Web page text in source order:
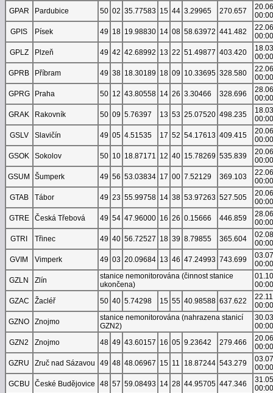
GPAR
Pardubice 50 02 35.77583 15 44 3.29965 270.657
00:00
GPIS
Písek 49 18 19.98830 14 08 58.63972 441.482
00:00
GPLZ
Plzeň 49 42 42.68992 13 22 51.49877 403.420
00:00
GPRB
Příbram 49 38 18.30189 18 09 10.33695 328.580
00:00
GPRG
Praha 50 12 43.80558 14 26 3.30466 328.696
00:00
GRAK
Rakovník 50 09 5.76397 13 53 25.07520 498.235
00:00
GSLV
Slavičín 49 05 4.51535 17 52 54.17613 409.415
00:00
GSOK
Sokolov 50 10 18.87171 12 40 15.78269 535.839
00:00
GSUM
Šumperk 49 56 53.03834 17 00 7.52129 369.103
00:00
GTAB
Tábor 49 23 55.99758 14 38 53.97263 527.505
00:00
GTRE
Česká Třebová 49 54 47.96000 16 26 0.15666 446.859
00:00
GTRI
Třinec 49 40 56.72527 18 39 8.79855 365.604
00:00
GVIM
Vimperk 49 03 20.09684 13 46 47.24993 743.699
00:00
GZLN
Zlín
stanice nemonitorována (činnost stanice
ukončena)
00:00
GZAC
Žacléř 50 40 5.74298 15 55 40.98588 637.622
00:00
GZNO
Znojmo
stanice nemonitorována (nahrazena stanicí
GZN2)
00:00
GZN2
Znojmo 48 49 43.60157 16 05 9.23642 279.466
00:00
GZRU
Zruč nad Sázavou 49 48 48.06967 15 11 18.87244 543.279
00:00
GCBU
České Budějovice 48 57 59.08493 14 28 44.95705 447.346
00:00